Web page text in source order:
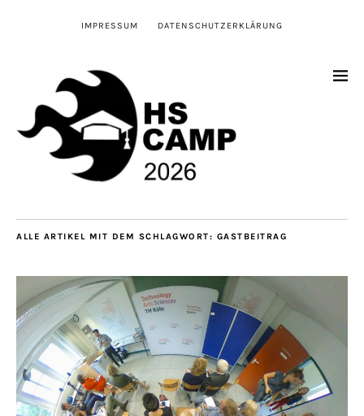
IMPRESSUM DATENSCHUTZERKLÄRUNG
ALLE ARTIKEL MIT DEM SCHLAGWORT: GASTBEITRAG